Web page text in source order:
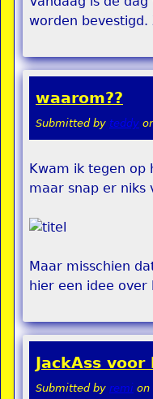
worden bevestigd.
waarom??
Submitted by teddy
Kwam ik tegen op
maar snap er niks
Maar misschien
hier een idee over
JackAss
Submitted by remi on